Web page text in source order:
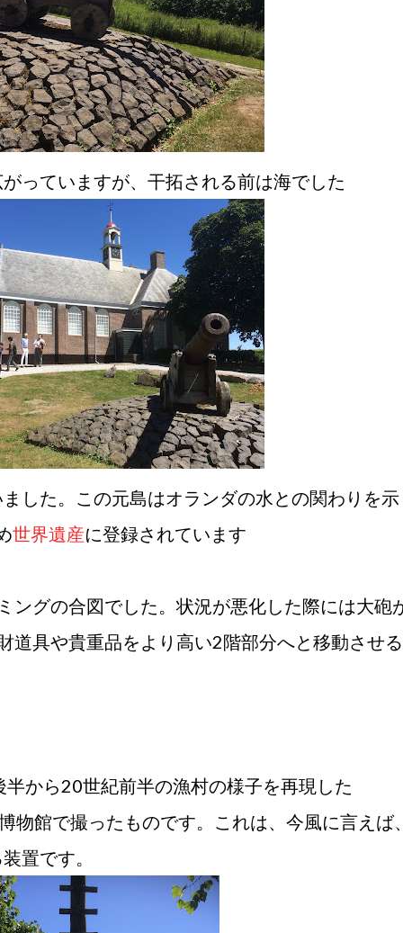
っていますが、干拓される前は海でした
した。この元島はオランダの水との関わりを示
世界遺産に登録されています
ングの合図でした。状況が悪化した際には大砲
道具や貴重品をより高い2階部分へと移動させる
から20世紀前半の漁村の様子を再現した
物館で撮ったものです。これは、今風に言えば、
置です。